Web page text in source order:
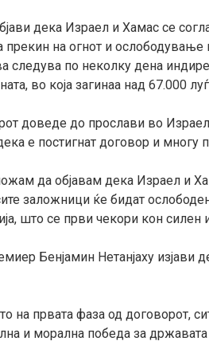
дека Израел и Хамас се
на огнот и ослободување
следува по неколку дена
во која загинаа над 67.000
доведе до прослави во
е постигнат договор и
да објавам дека Израел и
заложници ќе бидат
што се први чекори кон силен
Бенјамин Нетанјаху изјави
на првата фаза од договорот,
и морална победа за државата